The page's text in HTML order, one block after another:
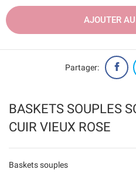
BASKETS SOUPLES
CUIR VIEUX ROSE
Baskets souples
AJOUTER
Partager: